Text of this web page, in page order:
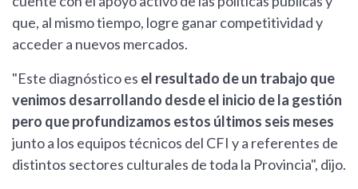
que, al mismo tiempo, logre ganar competitividad y
acceder a nuevos mercados.
"Este diagnóstico es el resultado de un trabajo que
venimos desarrollando desde el inicio de la gestión
pero que profundizamos estos últimos seis meses
junto a los equipos técnicos del CFI y a referentes de
distintos sectores culturales de toda la Provincia", dijo.